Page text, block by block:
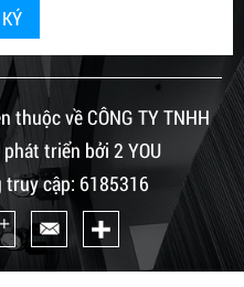
về CÔNG TY TNHH
triển bởi 2 YOU
truy cập: 6185316